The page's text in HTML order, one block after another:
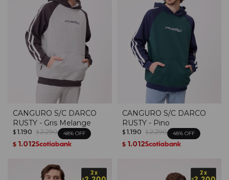
CANGURO S/C DARCO
RUSTY - Gris Melange
$ 1.190 $ 2.290 48
$ 1.012
CANGURO S/C DARCO
RUSTY - Pino
$ 1.190 $ 2.290 48
$ 1.012